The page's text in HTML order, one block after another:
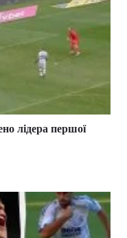
лідера першої